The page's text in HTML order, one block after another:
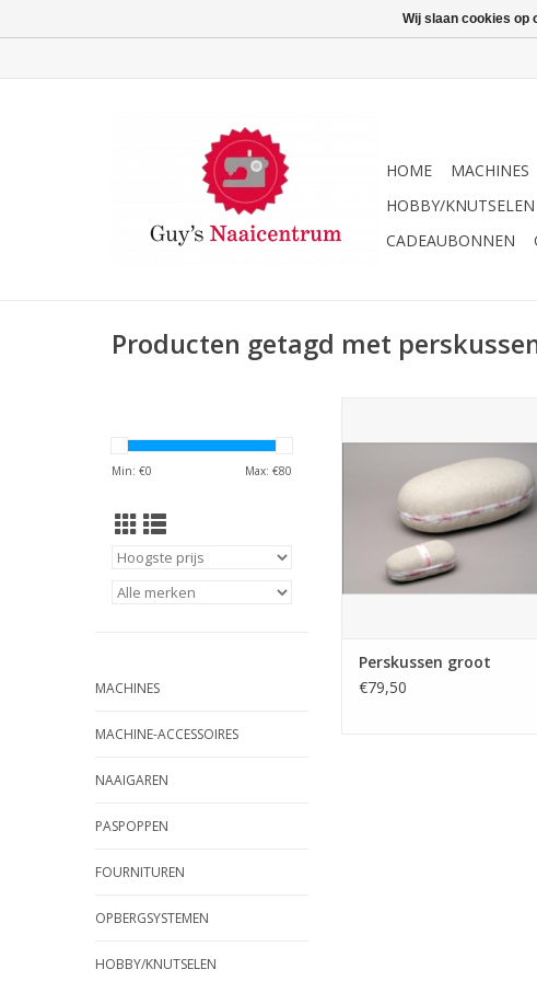
HOME MACHINES
HOBBY/KNUTSELEN
CADEAUBONNEN
Producten getagd met
Min: €0 Max: €80
MACHINES
MACHINE-ACCESSOIRES
NAAIGAREN
PASPOPPEN
FOURNITUREN
OPBERGSYSTEMEN
HOBBY/KNUTSELEN
TOEVOEGEN AAN
Perskussen groot
€79,50
Wij slaan cookies op